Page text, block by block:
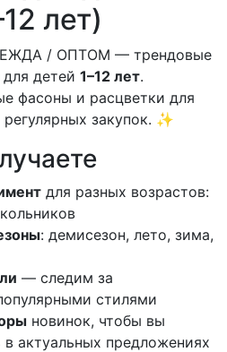
лет)
/ ОПТОМ — трендовые
для детей 1–12 лет.
фасоны и расцветки для
закупок. ✨
для разных возрастов:
: демисезон, лето, зима,
— следим за
стилями
новинок, чтобы вы
актуальных предложениях